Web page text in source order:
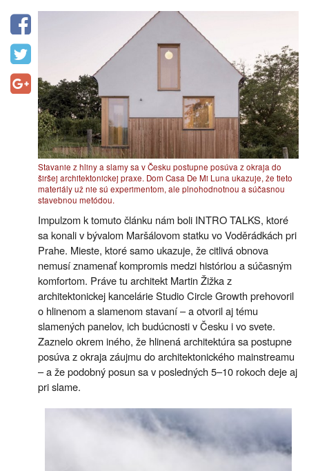
Stavanie z hliny a slamy sa v Česku postupne posúva z okraja do
širšej architektonickej praxe. Dom Casa De Mi Luna ukazuje, že tieto
materiály už nie sú experimentom, ale plnohodnotnou a súčasnou
stavebnou metódou.
Impulzom k tomuto článku nám boli INTRO TALKS, ktoré
sa konali v bývalom Maršálovom statku vo Voděrádkách pri
Prahe. Mieste, ktoré samo ukazuje, že citlivá obnova
nemusí znamenať kompromis medzi históriou a súčasným
komfortom. Práve tu architekt Martin Žižka z
architektonickej kancelárie Studio Circle Growth prehovoril
o hlinenom a slamenom stavaní – a otvoril aj tému
slamených panelov, ich budúcnosti v Česku i vo svete.
Zaznelo okrem iného, že hlinená architektúra sa postupne
posúva z okraja záujmu do architektonického mainstreamu
– a že podobný posun sa v posledných 5–10 rokoch deje aj
pri slame.